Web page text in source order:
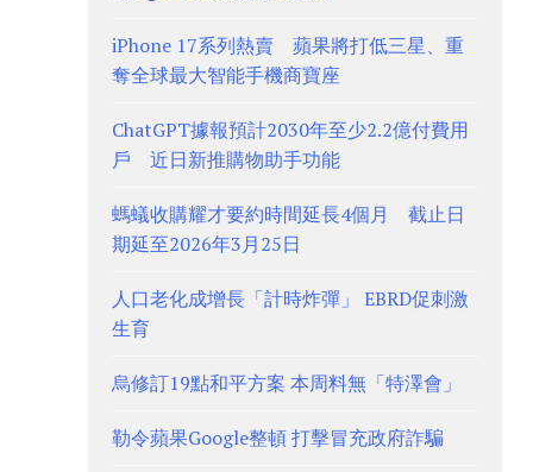
iPhone 17系列熱賣 蘋果將打低三星、重
奪全球最大智能手機商寶座
ChatGPT據報預計2030年至少2.2億付費用
戶 近日新推購物助手功能
螞蟻收購耀才要約時間延長4個月 截止日
期延至2026年3月25日
人口老化成增長「計時炸彈」 EBRD促刺激
生育
烏修訂19點和平方案 本周料無「特澤會」
勒令蘋果Google整頓 打擊冒充政府詐騙